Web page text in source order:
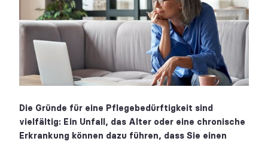
Die Gründe für eine Pflegebedürftigkeit sind
vielfältig: Ein Unfall, das Alter oder eine chronische
Erkrankung können dazu führen, dass Sie einen